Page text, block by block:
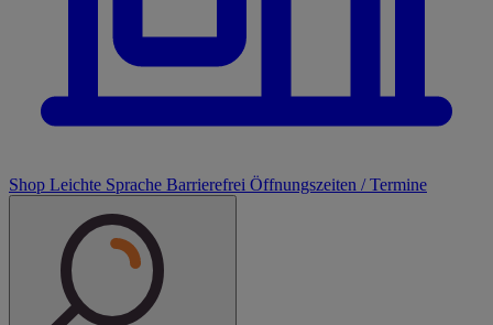
Shop Leichte Sprache Barrierefrei Öffnungszeiten / Termine